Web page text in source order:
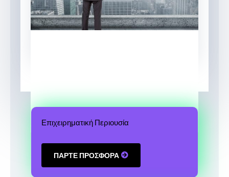
Επιχειρηματική Περιουσία
ΠΑΡΤΕ ΠΡΟΣΦΟΡΑ